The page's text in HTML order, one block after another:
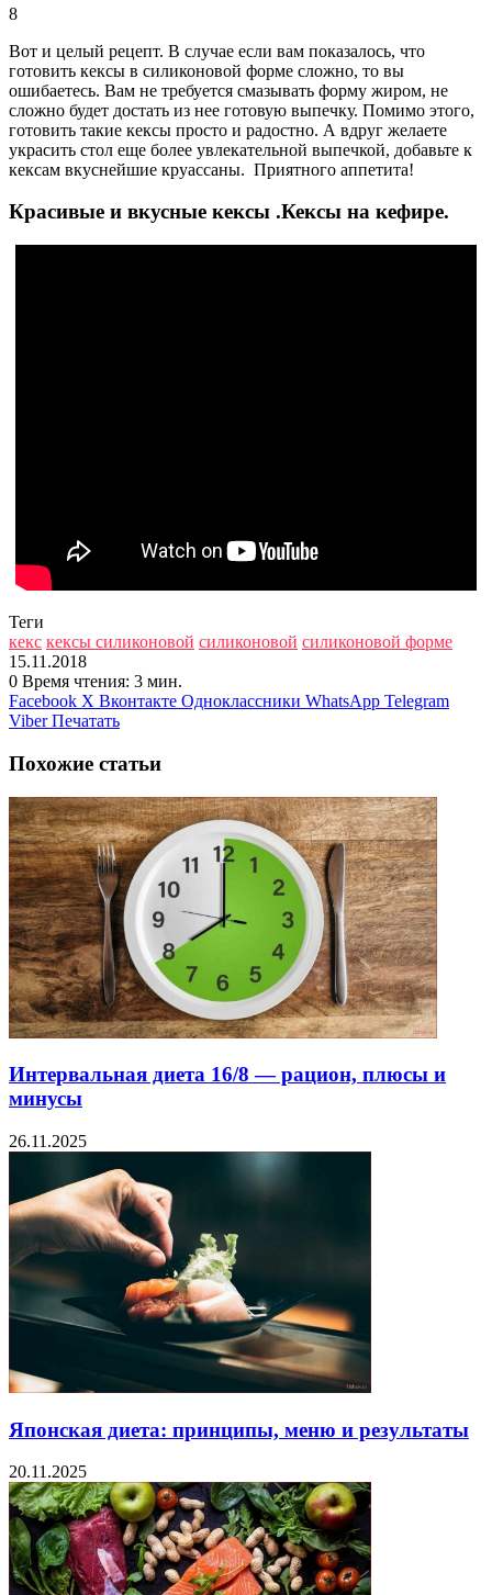
8
Вот и целый рецепт. В случае если вам показалось, что
готовить кексы в силиконовой форме сложно, то вы
ошибаетесь. Вам не требуется смазывать форму жиром, не
сложно будет достать из нее готовую выпечку. Помимо этого,
готовить такие кексы просто и радостно. А вдруг желаете
украсить стол еще более увлекательной выпечкой, добавьте к
кексам вкуснейшие круассаны. Приятного аппетита!
Красивые и вкусные кексы .Кексы на кефире.
Теги
кекс кексы силиконовой силиконовой силиконовой форме
15.11.2018
0 Время чтения: 3 мин.
Facebook X Вконтакте Одноклассники WhatsApp Telegram
Viber Печатать
Похожие статьи
Интервальная диета 16/8 — рацион, плюсы и
минусы
26.11.2025
Японская диета: принципы, меню и результаты
20.11.2025